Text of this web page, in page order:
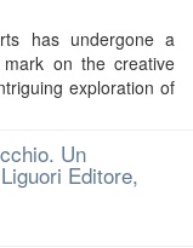
has undergone a
on the creative
exploration of
Un
Editore,